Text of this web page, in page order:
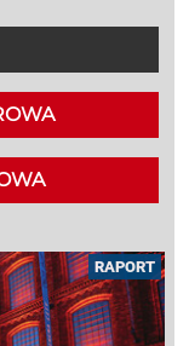
RAPORT